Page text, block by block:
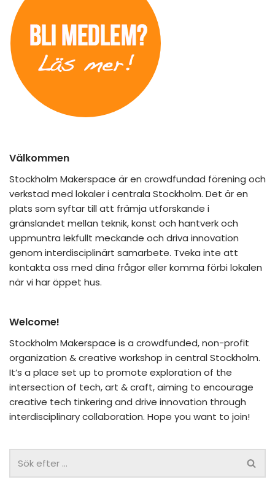
Välkommen
Stockholm Makerspace är en crowdfundad förening och
verkstad med lokaler i centrala Stockholm. Det är en
plats som syftar till att främja utforskande i
gränslandet mellan teknik, konst och hantverk och
uppmuntra lekfullt meckande och driva innovation
genom interdisciplinärt samarbete. Tveka inte att
kontakta oss med dina frågor eller komma förbi lokalen
när vi har öppet hus.
Welcome!
Stockholm Makerspace is a crowdfunded, non-profit
organization & creative workshop in central Stockholm.
It’s a place set up to promote exploration of the
intersection of tech, art & craft, aiming to encourage
creative tech tinkering and drive innovation through
interdisciplinary collaboration. Hope you want to join!